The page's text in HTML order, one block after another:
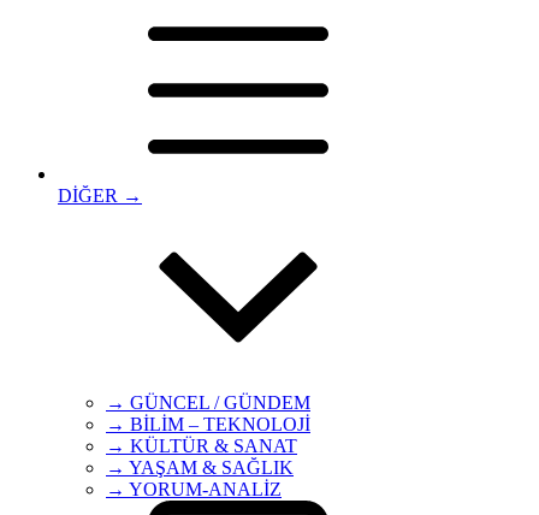
DİĞER →
→ GÜNCEL / GÜNDEM
→ BİLİM – TEKNOLOJİ
→ KÜLTÜR & SANAT
→ YAŞAM & SAĞLIK
→ YORUM-ANALİZ